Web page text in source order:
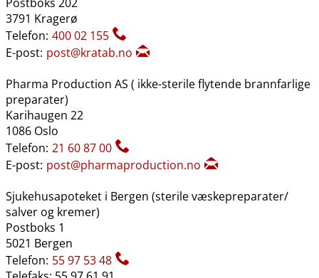
3791 Kragerø
Telefon: 400 02 155
E-post: post@kratab.no
Pharma Production AS ( ikke-sterile flytende brannfarlige
preparater)
Karihaugen 22
1086 Oslo
Telefon: 21 60 87 00
E-post: post@pharmaproduction.no
Sjukehusapoteket i Bergen (sterile væskepreparater​/​
salver og kremer)
Postboks 1
5021 Bergen
Telefon: 55 97 53 48